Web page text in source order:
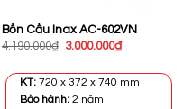
Bồn Cầu Inax AC-602VN
4.190.000₫ Giá
4.190.000₫.
3.000.000₫Giá
là:
KT: 720 x 372 x 740 mm
Bảo hành:2 năm